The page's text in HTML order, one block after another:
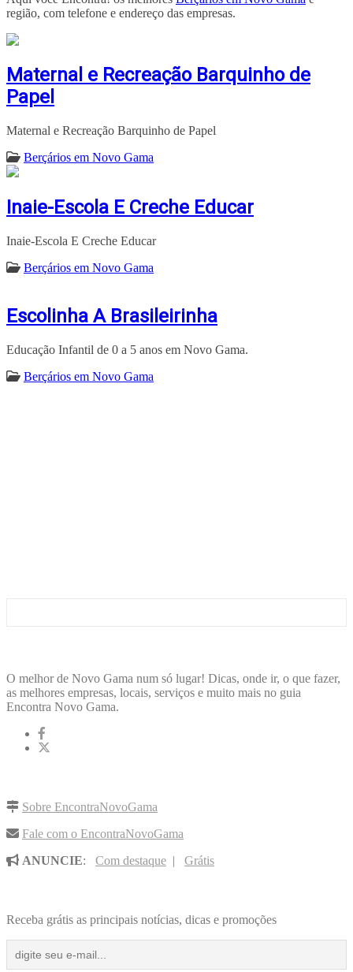
região, com telefone e endereço das empresas.
Maternal e Recreação Barquinho de
Papel
Maternal e Recreação Barquinho de Papel
Berçários em Novo Gama
Inaie-Escola E Creche Educar
Inaie-Escola E Creche Educar
Berçários em Novo Gama
Escolinha A Brasileirinha
Educação Infantil de 0 a 5 anos em Novo Gama.
Berçários em Novo Gama
O melhor de Novo Gama num só lugar! Dicas, onde ir, o que fazer,
as melhores empresas, locais, serviços e muito mais no guia
Encontra Novo Gama.
Sobre EncontraNovoGama
Fale com o EncontraNovoGama
ANUNCIE: Com destaque | Grátis
Receba grátis as principais notícias, dicas e promoções